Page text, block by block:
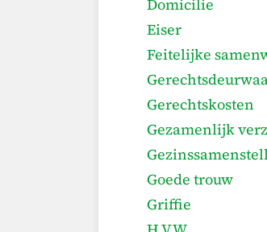
Domicilie
Eiser
Feitelijke
Gerechtskosten
Gezamenlijk
Goede trouw
Griffie